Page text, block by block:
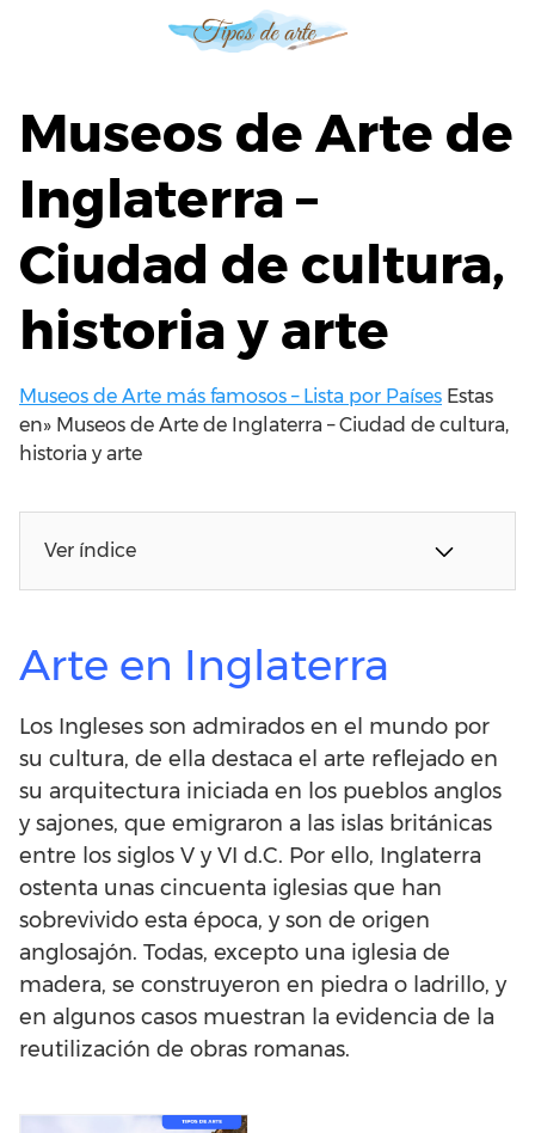
Museos de Arte de
Inglaterra –
Ciudad de cultura,
historia y arte
Museos de Arte más famosos – Lista por Países Estas
en» Museos de Arte de Inglaterra – Ciudad de cultura,
historia y arte
Ver índice
Arte en Inglaterra
Los Ingleses son admirados en el mundo por
su cultura, de ella destaca el arte reflejado en
su arquitectura iniciada en los pueblos anglos
y sajones, que emigraron a las islas británicas
entre los siglos V y VI d.C. Por ello, Inglaterra
ostenta unas cincuenta iglesias que han
sobrevivido esta época, y son de origen
anglosajón. Todas, excepto una iglesia de
madera, se construyeron en piedra o ladrillo, y
en algunos casos muestran la evidencia de la
reutilización de obras romanas.